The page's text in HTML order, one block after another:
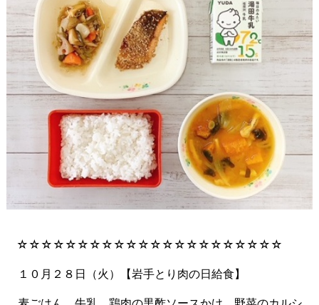
☆☆☆☆☆☆☆☆☆☆☆☆☆☆☆☆☆☆☆☆☆☆
１０月２８日（火）【岩手とり肉の日給食】